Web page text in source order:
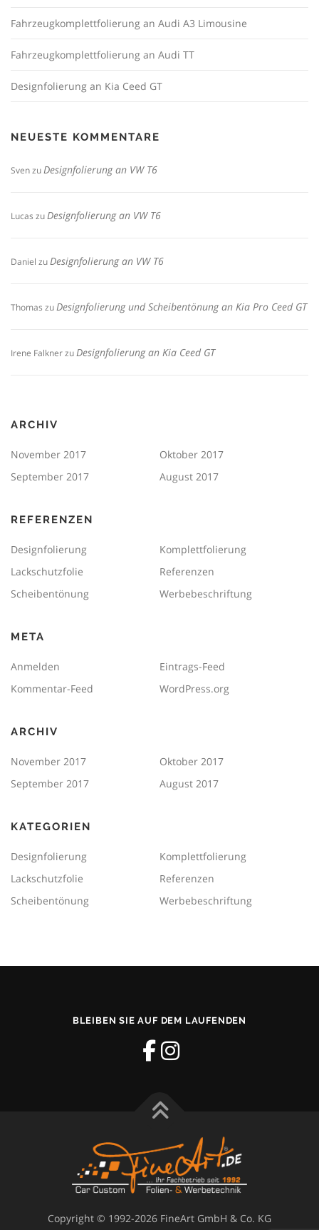
Fahrzeugkomplettfolierung an Audi A3 Limousine
Fahrzeugkomplettfolierung an Audi TT
Designfolierung an Kia Ceed GT
NEUESTE KOMMENTARE
SvenzuDesignfolierung an VW T6
Lucas zuDesignfolierung an VW T6
Daniel zuDesignfolierung an VW T6
Thomas zuDesignfolierung und Scheibentönung an Kia Pro Ceed GT
Irene FalknerzuDesignfolierung an Kia Ceed GT
ARCHIV
November 2017
Oktober 2017
September 2017
August 2017
REFERENZEN
Designfolierung
Komplettfolierung
Lackschutzfolie
Referenzen
Scheibentönung
Werbebeschriftung
META
Anmelden
Eintrags-Feed
Kommentar-Feed
WordPress.org
ARCHIV
November 2017
Oktober 2017
September 2017
August 2017
KATEGORIEN
Designfolierung
Komplettfolierung
Lackschutzfolie
Referenzen
Scheibentönung
Werbebeschriftung
BLEIBEN SIE AUF DEM LAUFENDEN
Copyright © 1992-2026 FineArt GmbH & Co. KG